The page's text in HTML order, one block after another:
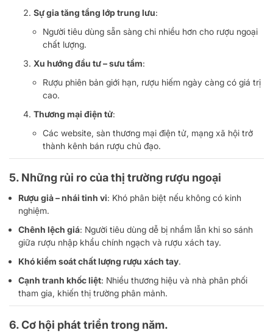
Sự gia tăng tầng lớp trung lưu:
Người tiêu dùng sẵn sàng chi nhiều hơn cho rượu ngoại
chất lượng.
Xu hướng đầu tư – sưu tầm:
Rượu phiên bản giới hạn, rượu hiếm ngày càng có giá trị
cao.
Thương mại điện tử:
Các website, sàn thương mại điện tử, mạng xã hội trở
thành kênh bán rượu chủ đạo.
5. Những rủi ro của thị trường rượu ngoại
Rượu giả – nhái tinh vi: Khó phân biệt nếu không có kinh
nghiệm.
Chênh lệch giá: Người tiêu dùng dễ bị nhầm lẫn khi so sánh
giữa rượu nhập khẩu chính ngạch và rượu xách tay.
Khó kiểm soát chất lượng rượu xách tay.
Cạnh tranh khốc liệt: Nhiều thương hiệu và nhà phân phối
tham gia, khiến thị trường phân mảnh.
6. Cơ hội phát triển trong năm.